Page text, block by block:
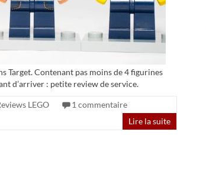
Target. Contenant pas moins de 4 figurines
d’arriver : petite review de service.
LEGO
1 commentaire
Lire la suite